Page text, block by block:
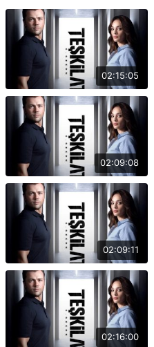
02:15:05
02:09:08
02:09:11
02:16:00